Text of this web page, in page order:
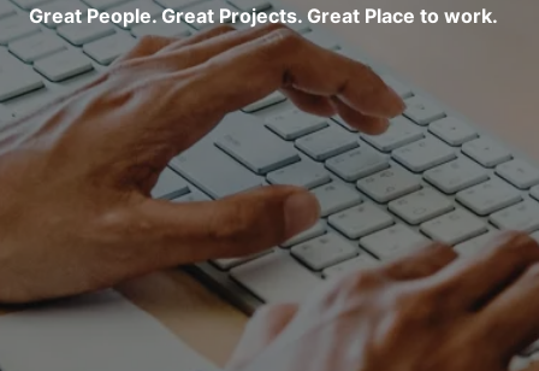
Great People. Great Projects. Great Place to work.